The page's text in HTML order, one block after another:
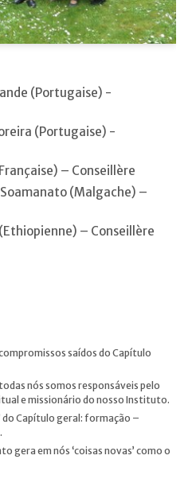
(Portugaise) -
(Portugaise) -
– Conseillère
(Malgache) –
– Conseillère
saídos do Capítulo
nós somos responsáveis pelo
e missionário do nosso Instituto.
Capítulo geral: formação –
gera em nós ‘coisas novas’ como o